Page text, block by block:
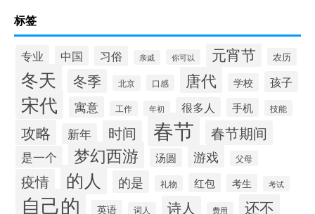
标签
专业 中国 习俗 亲戚 你可以 元宵节 农历
冬天 冬季 北京 口感 唐代 学校 孩子
宋代 寓意 工作 年初 很多人 手机 技能
攻略 新年 时间 春节 春节期间
是一个 梦幻西游 汤圆 游戏 父母
疫情 的人 的是 礼物 红包 考生 考试
自己的 英语 词人 诗人 费用 还不